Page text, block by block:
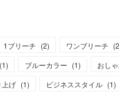
1ブリーチ (2) ワンブリーチ (
(1) ブルーカラー (1) おし
上げ (1) ビジネススタイル (1)